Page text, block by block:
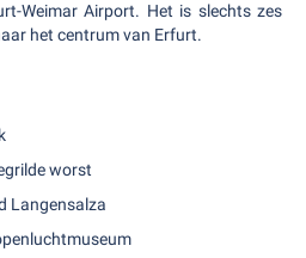
Weimar Airport. Het is slechts zes
het centrum van Erfurt.
worst
Langensalza